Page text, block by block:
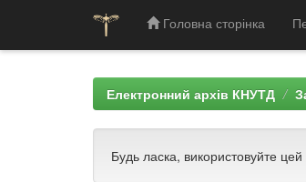
Головна сторінка
Електронний архів КНУТД
Будь ласка, використовуйте